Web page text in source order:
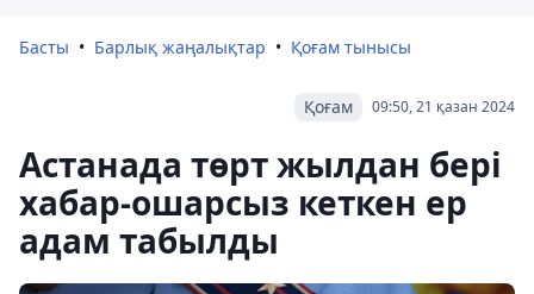
Басты Барлық жаңалықтар Қоғам тынысы
09:50, 21 қазан 2024
Қоғам
Астанада төрт жылдан бері
хабар-ошарсыз кеткен ер
адам табылды